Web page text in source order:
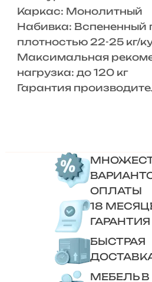
Каркас: Монолитный
Набивка: Вспененный
плотностью 22-25 кг/
Максимальная
нагрузка: до 120 кг
Гарантия
ОПЛАТЫ
18
ГАРАНТИЯ
БЫСТРАЯ
МЕБЕЛЬ